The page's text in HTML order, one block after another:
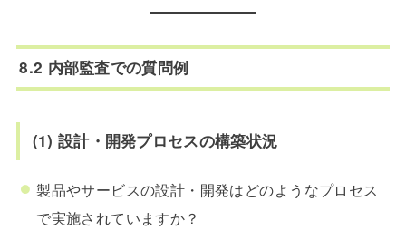
8.2 内部監査での質問例
(1) 設計・開発プロセスの構築状況
製品やサービスの設計・開発はどのようなプロセス
で実施されていますか？